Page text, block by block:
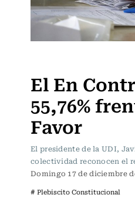
El En
55,76%
Favor
El presidente de la UDI,
colectividad reconocen el
Domingo 17 de diciembre
# Plebiscito Constitucional